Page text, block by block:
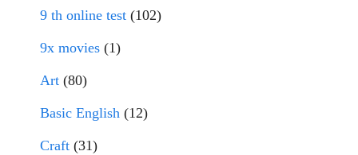
9 th online test (102)
9x movies (1)
Art (80)
Basic English (12)
Craft (31)